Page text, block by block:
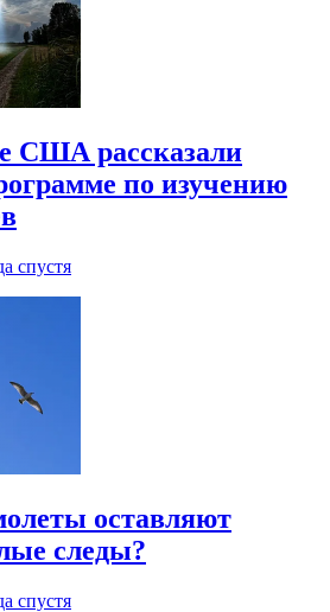
США рассказали
по изучению
спустя
оставляют
следы?
спустя